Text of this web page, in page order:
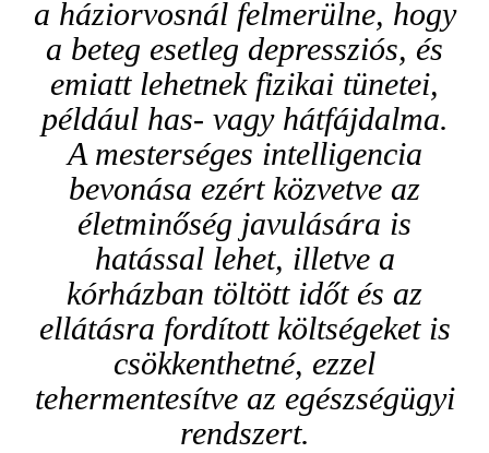
a háziorvosnál felmerülne, hogy
a beteg esetleg depressziós, és
emiatt lehetnek fizikai tünetei,
például has- vagy hátfájdalma.
A mesterséges intelligencia
bevonása ezért közvetve az
életminőség javulására is
hatással lehet, illetve a
kórházban töltött időt és az
ellátásra fordított költségeket is
csökkenthetné, ezzel
tehermentesítve az egészségügyi
rendszert.